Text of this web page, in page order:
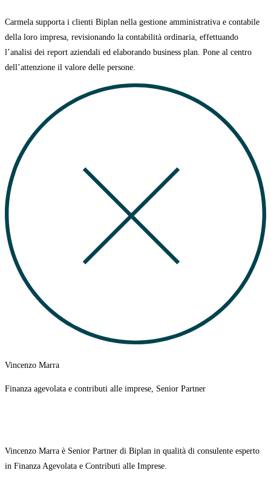
Carmela supporta i clienti Biplan nella gestione amministrativa e contabile
della loro impresa, revisionando la contabilità ordinaria, effettuando
l’analisi dei report aziendali ed elaborando business plan. Pone al centro
dell’attenzione il valore delle persone.
Vincenzo Marra
Finanza agevolata e contributi alle imprese, Senior Partner
Vincenzo Marra è Senior Partner di Biplan in qualità di consulente esperto
in Finanza Agevolata e Contributi alle Imprese.